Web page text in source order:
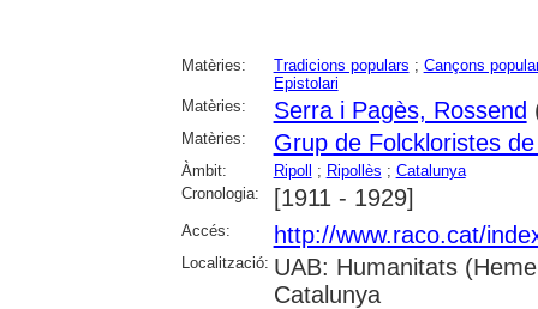
Matèries: Tradicions populars ; Cançons
Epistolari
Matèries:
Serra i Pagès, Rossend
Matèries: Grup de Folckloristes
Àmbit: Ripoll ; Ripollès ; Catalunya
Cronologia:
[1911 - 1929]
Accés: http://www.raco.cat/
Localització: UAB: Humanitats
Catalunya